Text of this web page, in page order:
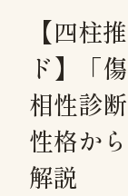
【四柱
ド】「
相性診
性格か
解説